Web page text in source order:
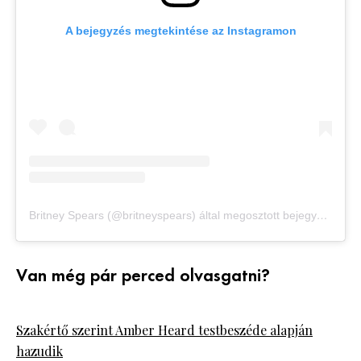
A bejegyzés megtekintése az Instagramon
Britney Spears (@britneyspears) által megosztott bejegyzés
Van még pár perced olvasgatni?
Szakértő szerint Amber Heard testbeszéde alapján
hazudik